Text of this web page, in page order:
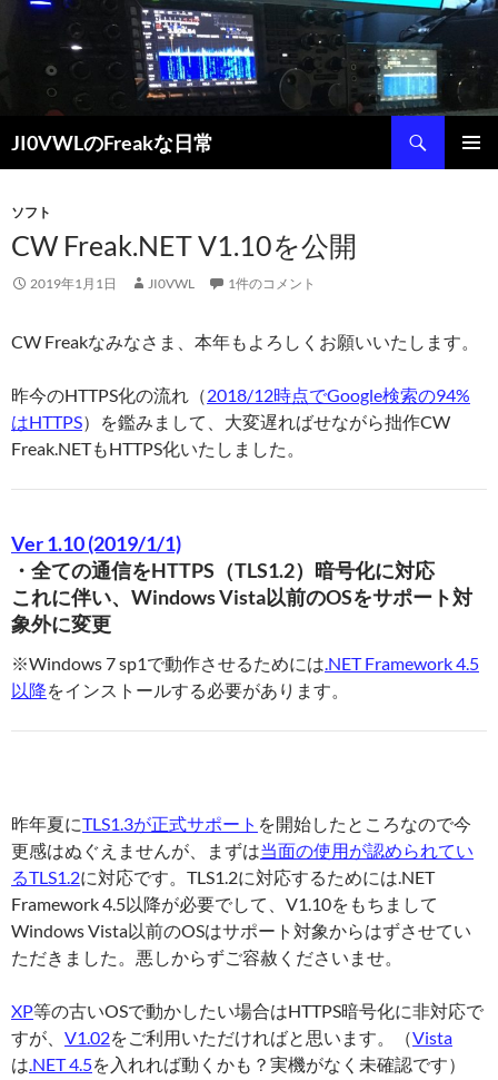
へ
ス
ッ
プ
JI0VWLのFreakな日常
索
ソフト
CW Freak.NET V1.10を公開
2019年1月1日 JI0VWL 1件のコメント
CW Freakなみなさま、本年もよろしくお願いいたします。
昨今のHTTPS化の流れ（2018/12時点でGoogle検索の94%
はHTTPS）を鑑みまして、大変遅ればせながら拙作CW
Freak.NETもHTTPS化いたしました。
Ver 1.10 (2019/1/1)
・全ての通信をHTTPS（TLS1.2）暗号化に対応
これに伴い、Windows Vista以前のOSをサポート対
象外に変更
※Windows 7 sp1で動作させるためには.NET Framework 4.5
以降をインストールする必要があります。
昨年夏にTLS1.3が正式サポート を開始したところなので今
更感はぬぐえませんが、まずは当面の使用が認められてい
るTLS1.2に対応です。TLS1.2に対応するためには.NET
Framework 4.5以降が必要でして、V1.10をもちまして
Windows Vista以前のOSはサポート対象からはずさせてい
ただきました。悪しからずご容赦くださいませ。
XP等の古いOSで動かしたい場合はHTTPS暗号化に非対応で
すが、 V1.02をご利用いただければと思います。（Vista
は.NET 4.5を入れれば動くかも？実機がなく未確認です）